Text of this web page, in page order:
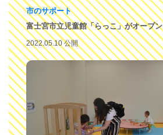
市のサポート
富士宮市立児童館「らっこ」がオープン
2022.05.10 公開